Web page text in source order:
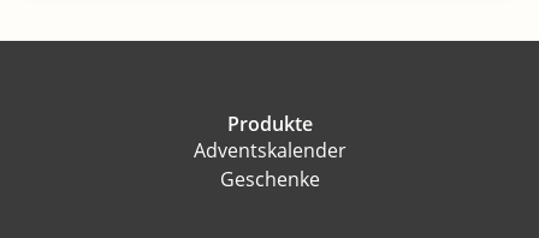
Produkte
Adventskalender
Geschenke